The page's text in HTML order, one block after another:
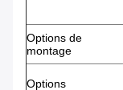
Options de
montage
Options